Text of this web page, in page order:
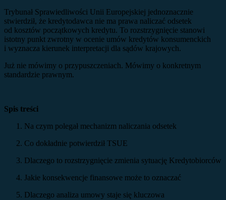
Trybunał Sprawiedliwości Unii Europejskiej jednoznacznie
stwierdził, że kredytodawca nie ma prawa naliczać odsetek
od kosztów początkowych kredytu. To rozstrzygnięcie stanowi
istotny punkt zwrotny w ocenie umów kredytów konsumenckich
i wyznacza kierunek interpretacji dla sądów krajowych.
Już nie mówimy o przypuszczeniach. Mówimy o konkretnym
standardzie prawnym.
Spis treści
Na czym polegał mechanizm naliczania odsetek
Co dokładnie potwierdził TSUE
Dlaczego to rozstrzygnięcie zmienia sytuację Kredytobiorców
Jakie konsekwencje finansowe może to oznaczać
Dlaczego analiza umowy staje się kluczowa